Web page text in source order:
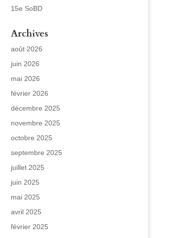
15e SoBD
Archives
août 2026
juin 2026
mai 2026
février 2026
décembre 2025
novembre 2025
octobre 2025
septembre 2025
juillet 2025
juin 2025
mai 2025
avril 2025
février 2025